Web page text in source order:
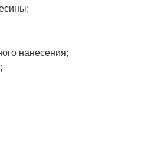
нанесения;